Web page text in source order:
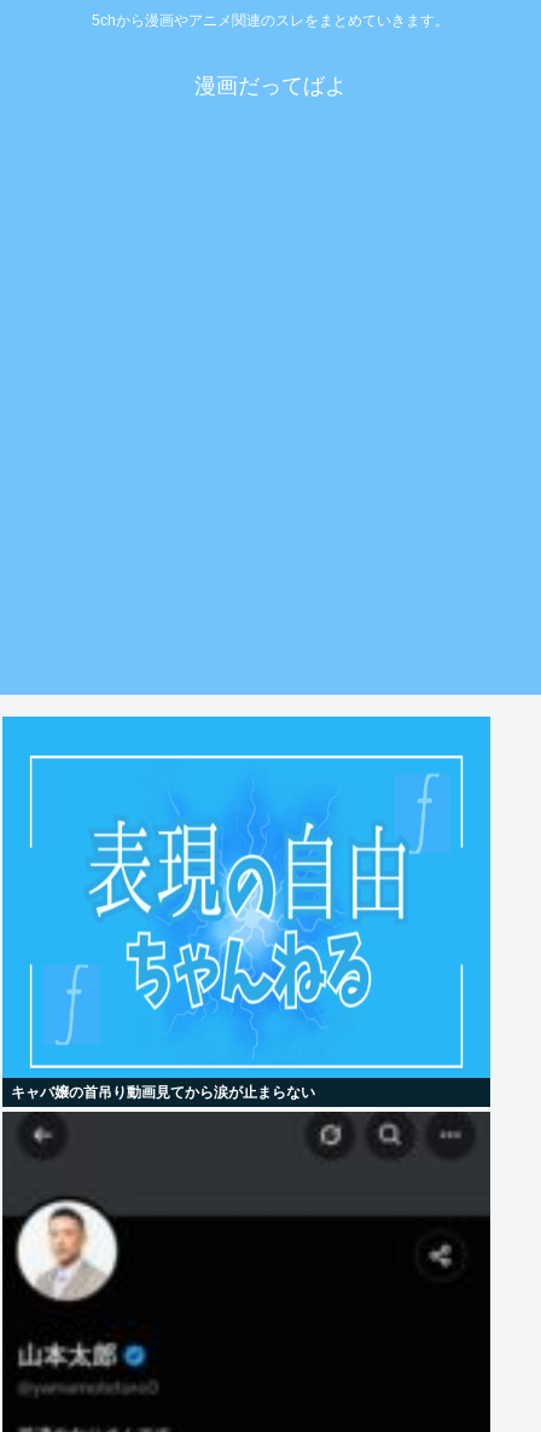
5chから漫画やアニメ関連のスレをまとめていきます。
漫画だってばよ
キャバ嬢の首吊り動画見てから涙が止まらない